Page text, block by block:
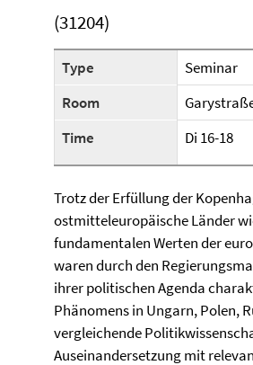
(31204)
Type
Seminar
Room
Time
Di 16-18
Trotz der Erfüllung der
ostmitteleuropäische Länder
fundamentalen Werten der
waren durch den
ihrer politischen Agenda
Phänomens in Ungarn, Polen,
vergleichende
Auseinandersetzung mit